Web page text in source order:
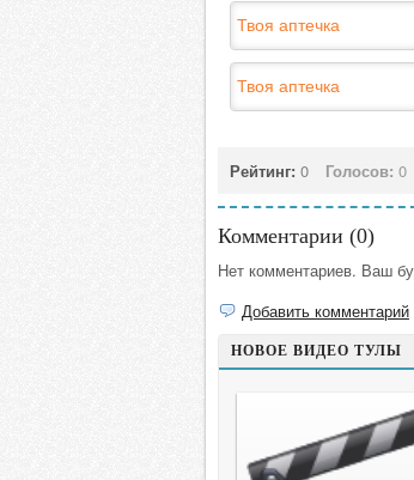
Твоя аптечка
Твоя аптечка
Рейтинг: 0 Голосов: 0
Комментарии (0)
Нет комментариев. Ваш
Добавить комментарий
НОВОЕ ВИДЕО ТУЛЫ